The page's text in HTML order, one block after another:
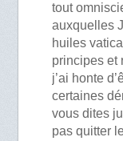
tout
auxquelles
huiles
principes et
j’ai honte
certaines
vous dites
pas quitter